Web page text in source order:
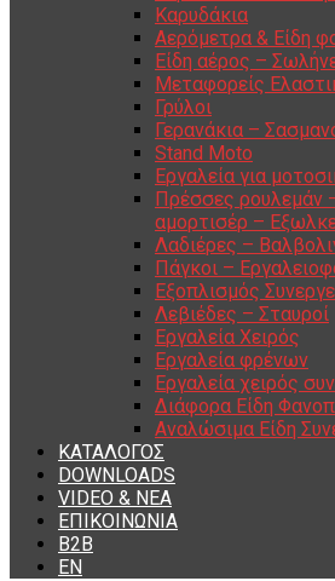
Καρυδάκια
Αερόμετρα & Είδη
Είδη αέρος –
Μεταφορείς
Γρύλοι
Γερανάκια –
Stand Moto
Εργαλεία για
Πρέσσες ρουλεμάν
αμορτισέρ –
Λαδιέρες –
Πάγκοι –
Εξοπλισμός
Λεβιέδες – Σταυροί
Εργαλεία Χειρός
Εργαλεία φρένων
Εργαλεία χειρός
Διάφορα Είδη
Αναλώσιμα Είδη
ΚΑΤΑΛΟΓΟΣ
DOWNLOADS
VIDEO & ΝΕΑ
ΕΠΙΚΟΙΝΩΝΙΑ
B2B
ΕΝ